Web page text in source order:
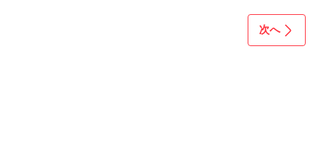
次へ